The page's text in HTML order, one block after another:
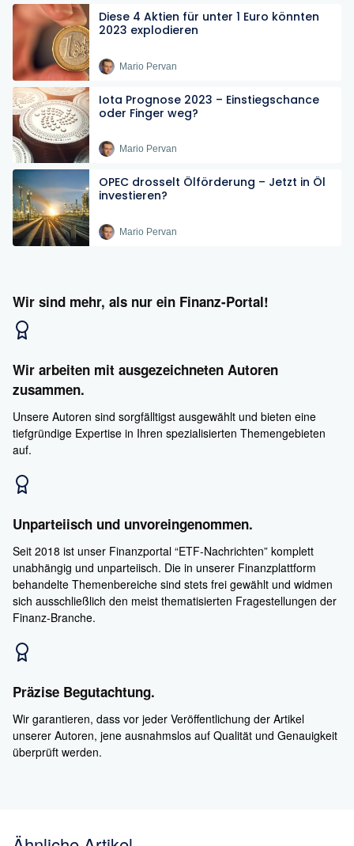
Diese 4 Aktien für unter 1 Euro könnten
2023 explodieren
Mario Pervan
Iota Prognose 2023 – Einstiegschance
oder Finger weg?
Mario Pervan
OPEC drosselt Ölförderung – Jetzt in Öl
investieren?
Mario Pervan
Wir sind mehr, als nur ein Finanz-Portal!
Wir arbeiten mit ausgezeichneten Autoren
zusammen.
Unsere Autoren sind sorgfälltigst ausgewählt und bieten eine
tiefgründige Expertise in Ihren spezialisierten Themengebieten
auf.
Unparteiisch und unvoreingenommen.
Seit 2018 ist unser Finanzportal “ETF-Nachrichten” komplett
unabhängig und unparteiisch. Die in unserer Finanzplattform
behandelte Themenbereiche sind stets frei gewählt und widmen
sich ausschließlich den meist thematisierten Fragestellungen der
Finanz-Branche.
Präzise Begutachtung.
Wir garantieren, dass vor jeder Veröffentlichung der Artikel
unserer Autoren, jene ausnahmslos auf Qualität und Genauigkeit
überprüft werden.